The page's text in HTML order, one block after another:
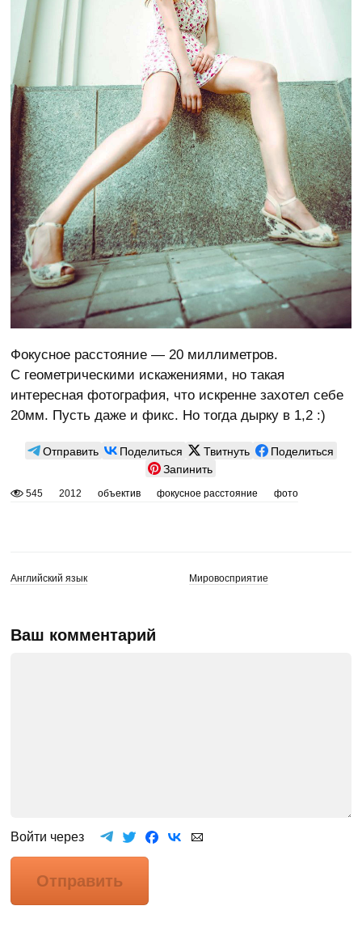
Фокусное расстояние — 20 миллиметров.
С геометрическими искажениями, но такая
интересная фотография, что искренне захотел себе
20мм. Пусть даже и фикс. Но тогда дырку в 1,2 :)
Отправить Поделиться Твитнуть
Поделиться
Запинить
545 2012 объектив фокусное расстояние фото
Английский язык Мировосприятие
Ваш комментарий
Войти через
Отправить